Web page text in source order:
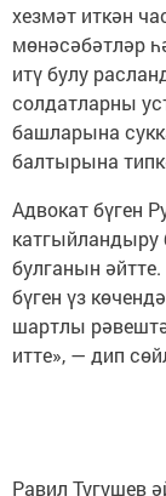
хезмәт иткән
мөнәсәбәтләр
итү булу
солдатларны
башларына
балтырына
Адвокат бүген
катгыйландыру
булганын
бүген үз
шартлы
итте», — дип
Равил Тугушев